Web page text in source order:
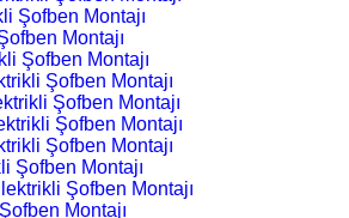
Şofben Montajı
Montajı
Şofben Montajı
Şofben Montajı
Şofben Montajı
Şofben Montajı
Şofben Montajı
Şofben Montajı
Şofben Montajı
Montajı